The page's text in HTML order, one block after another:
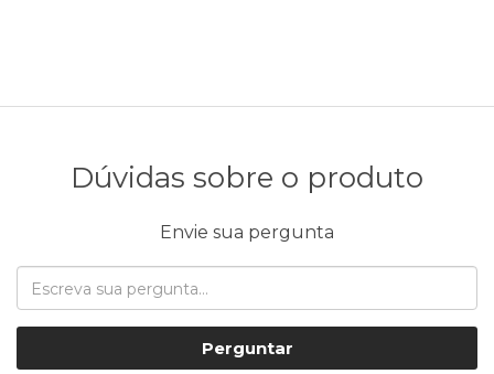
Dúvidas sobre o produto
Envie sua pergunta
Perguntar